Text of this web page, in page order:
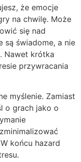
że emocje
na chwilę. Może
się nad
są świadome, a nie
Nawet krótka
przywracania
myślenie. Zamiast
o grach jako o
końcu hazard